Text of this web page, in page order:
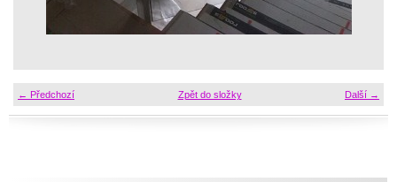
← Předchozí Další →
Zpět do složky